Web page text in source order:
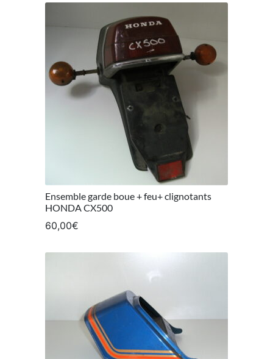
Ensemble garde boue + feu+ clignotants
HONDA CX500
60,00€